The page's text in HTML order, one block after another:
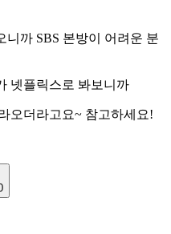
니까 SBS 본방이 어려운 분
넷플릭스로 봐보니까
오더라고요~ 참고하세요!